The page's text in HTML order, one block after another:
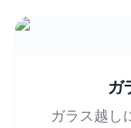
ガ
ガラス越し